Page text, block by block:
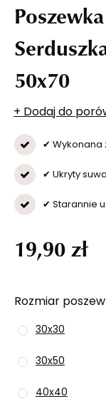
50x70
+ Dodaj do
✔ Wykonana
✔ Ukryty
✔ Starannie
Rozmiar
30x30
30x50
40x40
19,90 zł